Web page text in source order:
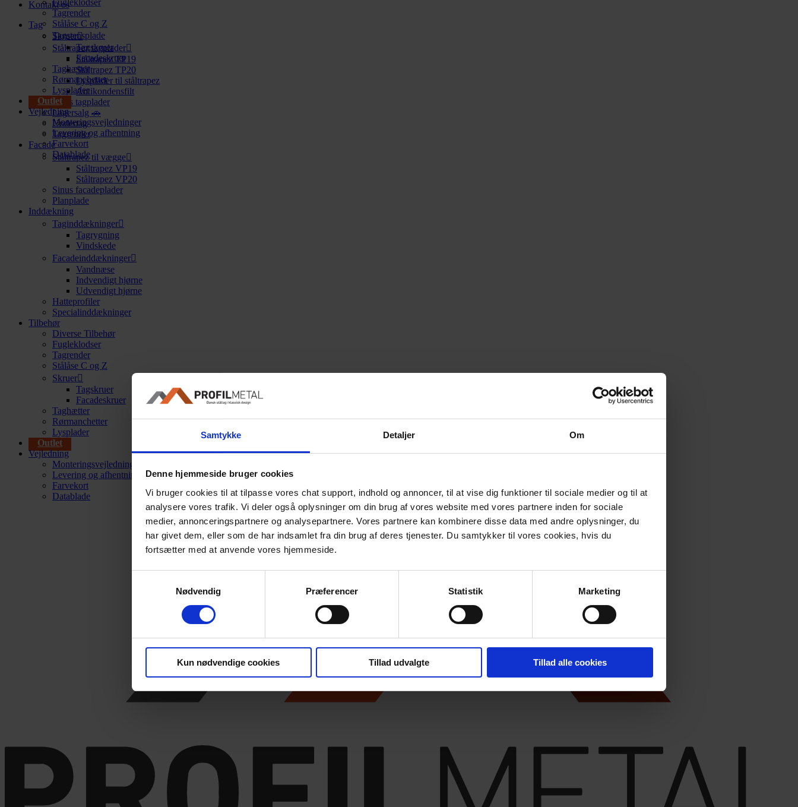
Samtykke Detaljer Om
Denne hjemmeside bruger cookies
Vi bruger cookies til at tilpasse vores chat support, indhold og annoncer, til at vise dig funktioner til sociale medier og til at
analysere vores trafik. Vi deler også oplysninger om din brug af vores website med vores partnere inden for sociale
medier, annonceringspartnere og analysepartnere. Vores partnere kan kombinere disse data med andre oplysninger, du
har givet dem, eller som de har indsamlet fra din brug af deres tjenester. Du samtykker til vores cookies, hvis du
fortsætter med at anvende vores hjemmeside.
Nødvendig
Præferencer Statistik Marketing
Kun nødvendige cookies Tillad udvalgte Tillad alle cookies
Fugleklodser
Tagrender
Stålåse C og Z
Skruer
Tagskruer
Facadeskruer
Taghætter
Rørmanchetter
Lysplader
Outlet
Vejledning
Monteringsvejledninger
Levering og afhentning
Farvekort
Datablade
Kontakt os
Tag
Tagstensplade
Ståltrapez tagplader
Ståltrapez TP19
Ståltrapez TP20
Lysplader til ståltrapez
Antikondensfilt
Sinus tagplader
Lagersalg 🚗
Undertag
Tagrender
Facade
Ståltrapez til vægge
Ståltrapez VP19
Ståltrapez VP20
Sinus facadeplader
Planplade
Inddækning
Taginddækninger
Tagrygning
Vindskede
Facadeinddækninger
Vandnæse
Indvendigt hjørne
Udvendigt hjørne
Hatteprofiler
Specialinddækninger
Tilbehør
Diverse Tilbehør
Fugleklodser
Tagrender
Stålåse C og Z
Skruer
Tagskruer
Facadeskruer
Taghætter
Rørmanchetter
Lysplader
Outlet
Vejledning
Monteringsvejledninger
Levering og afhentning
Farvekort
Datablade